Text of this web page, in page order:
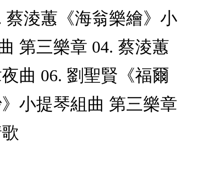
蔡淩蕙《海翁樂繪》小
第三樂章 04. 蔡淩蕙
曲 06. 劉聖賢《福爾
小提琴組曲 第三樂章